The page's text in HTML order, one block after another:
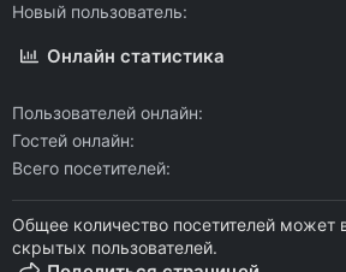
Новый пользователь
Онлайн статистика
Пользователей онлайн
Гостей онлайн
Всего посетителей
Общее количество посетителей может
скрытых пользователей.